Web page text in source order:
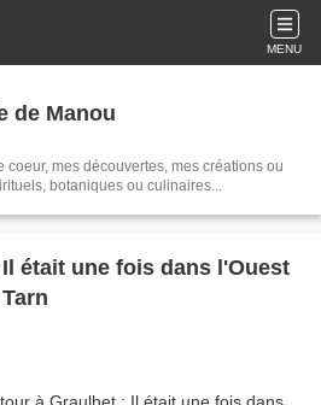
MENU
de Manou
coeur, mes découvertes, mes créations ou
botaniques ou culinaires...
était une fois dans l'Ouest